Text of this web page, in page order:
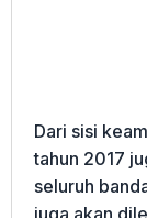
Dari sisi
tahun 2017
seluruh
juga akan